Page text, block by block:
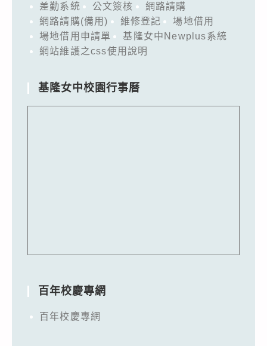
差勤系統 公文簽核
網路請購
網路請購(備用)
維修登記
場地借用
場地借用申請單
基隆女中Newplus系統
網站維護之css使用說明
基隆女中校園行事曆
百年校慶專網
百年校慶專網